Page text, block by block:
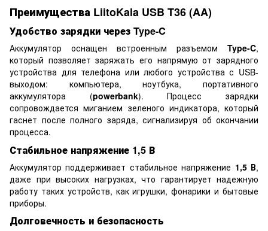
Преимущества LiitoKala USB T36 (AA)
Удобство зарядки через Type-C
Аккумулятор оснащен встроенным разъемом Type-C,
который позволяет заряжать его напрямую от зарядного
устройства для телефона или любого устройства с USB-
выходом: компьютера, ноутбука, портативного
аккумулятора (powerbank). Процесс зарядки
сопровождается миганием зеленого индикатора, который
гаснет после полного заряда, сигнализируя об окончании
процесса.
Стабильное напряжение 1,5 В
Аккумулятор поддерживает стабильное напряжение 1,5 В,
даже при высоких нагрузках, что гарантирует надежную
работу таких устройств, как игрушки, фонарики и бытовые
приборы.
Долговечность и безопасность